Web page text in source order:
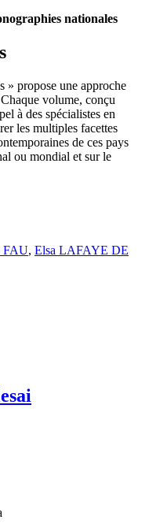
nationales
» propose une approche
volume, conçu
à des spécialistes en
les multiples facettes
de ces pays
ou mondial et sur le
FAU, Elsa LAFAYE DE